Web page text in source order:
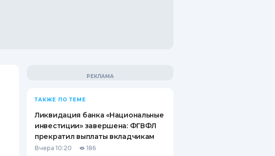
ТАКЖЕ ПО ТЕМЕ
Ликвидация банка «Национальные
инвестиции» завершена: ФГВФЛ
прекратил выплаты вкладчикам
Вчера 10:20 186